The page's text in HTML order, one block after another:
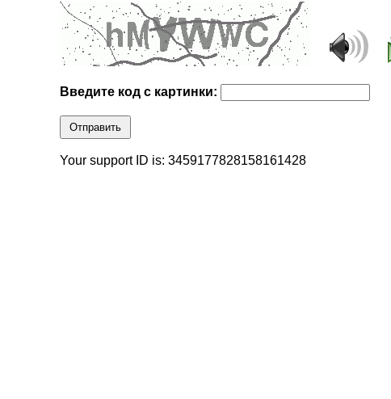
Введите код с картинки:
Отправить
Your support ID is: 3459177828158161428